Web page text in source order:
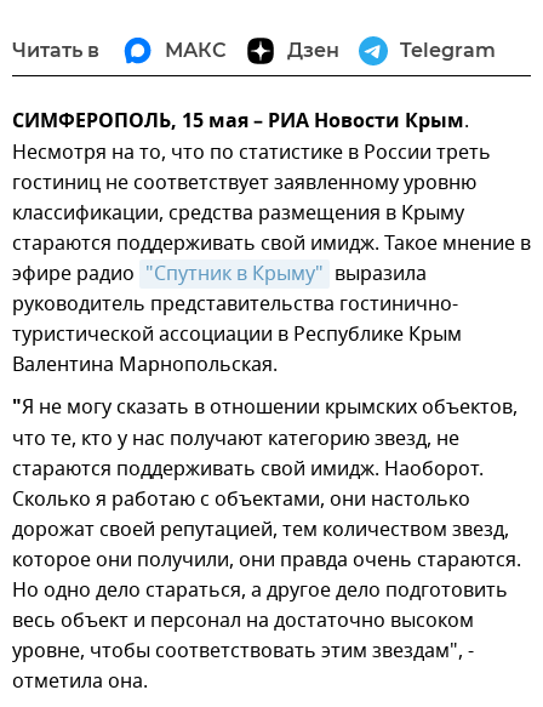
Читать в МАКС Дзен Telegram
СИМФЕРОПОЛЬ, 15 мая – РИА Новости Крым.
Несмотря на то, что по статистике в России треть
гостиниц не соответствует заявленному уровню
классификации, средства размещения в Крыму
стараются поддерживать свой имидж. Такое мнение в
эфире радио "Спутник в Крыму" выразила
руководитель представительства гостинично-
туристической ассоциации в Республике Крым
Валентина Марнопольская.
"Я не могу сказать в отношении крымских объектов,
что те, кто у нас получают категорию звезд, не
стараются поддерживать свой имидж. Наоборот.
Сколько я работаю с объектами, они настолько
дорожат своей репутацией, тем количеством звезд,
которое они получили, они правда очень стараются.
Но одно дело стараться, а другое дело подготовить
весь объект и персонал на достаточно высоком
уровне, чтобы соответствовать этим звездам", -
отметила она.